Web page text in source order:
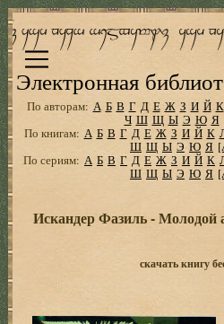
Электронная
По авторам: А Б В Г Д Е Ж З И Й К
Ч Ш Щ Ы Э Ю Я
По книгам: А Б В Г Д Е Ж З И Й К
Ш Щ Ы Э Ю Я
По сериям: А Б В Г Д Е Ж З И Й К
Ш Щ Ы Э Ю Я
Искандер Фазиль - Молодой
скачать книгу